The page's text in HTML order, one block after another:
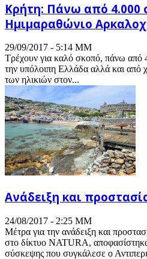
Κρήτη: Πάνω από 4.000
Ημιμαραθώνιο
29/09/2017 - 5:14 ΜΜ
Τρέχουν για καλό σκοπό, πάνω από
την υπόλοιπη Ελλάδα αλλά και από
των ηλικιών στον...
Ανάδειξη και
24/08/2017 - 2:25 ΜΜ
Μέτρα για την ανάδειξη και
στο δίκτυο NATURA,
σύσκεψης που συγκάλεσε ο